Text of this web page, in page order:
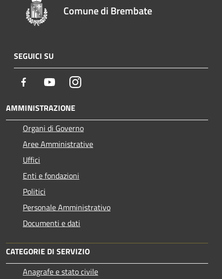
Comune di Brembate
SEGUICI SU
Facebook YoutubeInstagram
AMMINISTRAZIONE
Organi di Governo
Aree Amministrative
Uffici
Enti e fondazioni
Politici
Personale Amministrativo
Documenti e dati
CATEGORIE DI SERVIZIO
Anagrafe e stato civile